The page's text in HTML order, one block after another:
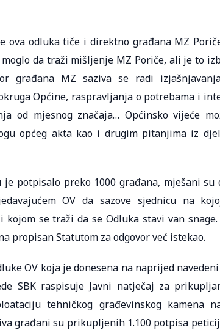
ova odluka tiče i direktno građana MZ
moglo da traži mišljenje MZ Poriče, ali je to
građana MZ saziva se radi
Općine, raspravljanja o potrebama i
od mjesnog značaja… Općinsko vijeće
općeg akta kao i drugim pitanjima iz
potpisalo preko 1000 građana, mješani
OV da sazove sjednicu na
kojom se traži da se Odluka stavi van
propisan Statutom za odgovor već istekao.
OV koja je donesena na naprijed
SBK raspisuje Javni natječaj za
tehničkog građevinskog kamena
građani su prikupljenih 1.100 potpisa